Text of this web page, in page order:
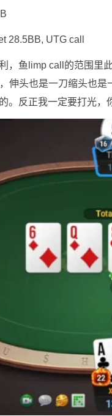
28.5BB, UTG call
，鱼limp call的范围里
伸头也是一刀缩头也
。反正我一定要打光，